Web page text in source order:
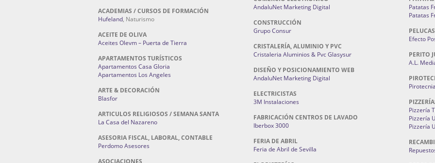
ACADEMIAS / CURSOS DE FORMACIÓN
Hufeland, Naturismo
ACEITE DE OLIVA
Aceites Olevm – Puerta de Tierra
APARTAMENTOS TURÍSTICOS
Apartamentos Casa Gloria
Apartamentos Los Angeles
ARTE & DECORACIÓN
Blasfor
ARTICULOS RELIGIOSOS / SEMANA SANTA
La Casa del Nazareno
ASESORIA FISCAL, LABORAL, CONTABLE
Perdomo Asesores
ASOCIACIONES
AndaluNet Marketing Digital
CONSTRUCCIÓN
Grupo Consur
CRISTALERÍA, ALUMINIO Y PVC
Cristaleria Aluminios & Pvc Glasysur
DISEÑO Y POSICIONAMIENTO WEB
AndaluNet Marketing Digital
ELECTRICISTAS
3M Instalaciones
FABRICACIÓN CENTROS DE LAVADO
Iberbox 3000
FERIA DE ABRIL
Feria de Abril de Sevilla
Patatas
Patatas
PELUCAS
Efecto
PERITO
A.L.
Pizzería
Pizzería
Pizzería